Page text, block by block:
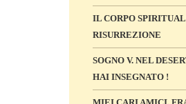
IL CORPO
RISURREZIONE
SOGNO V. NEL
HAI INSEGNATO !